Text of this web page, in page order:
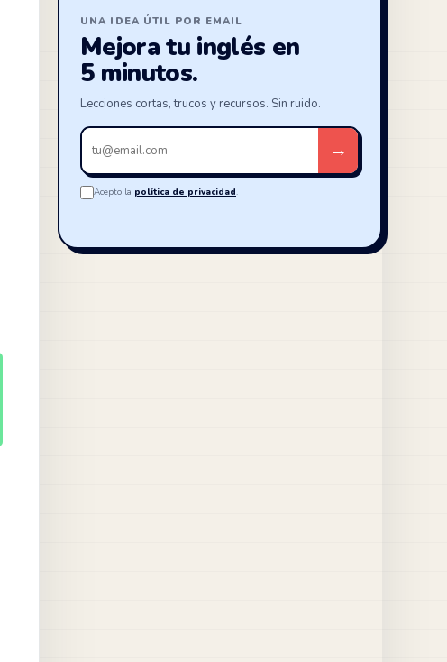
UNA IDEA ÚTIL POR EMAIL
Mejora tu inglés en
5 minutos.
Lecciones cortas, trucos y recursos. Sin ruido.
Tu
email
→
Acepto la política de privacidad.